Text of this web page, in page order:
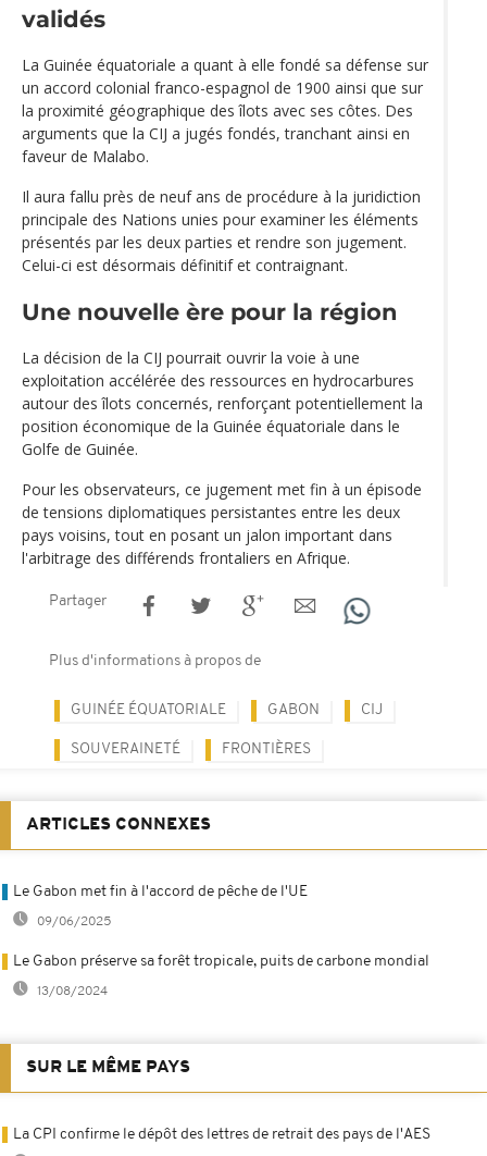
validés
La Guinée équatoriale a quant à elle fondé sa défense sur
un accord colonial franco-espagnol de 1900 ainsi que sur
la proximité géographique des îlots avec ses côtes. Des
arguments que la CIJ a jugés fondés, tranchant ainsi en
faveur de Malabo.
Il aura fallu près de neuf ans de procédure à la juridiction
principale des Nations unies pour examiner les éléments
présentés par les deux parties et rendre son jugement.
Celui-ci est désormais définitif et contraignant.
Une nouvelle ère pour la région
La décision de la CIJ pourrait ouvrir la voie à une
exploitation accélérée des ressources en hydrocarbures
autour des îlots concernés, renforçant potentiellement la
position économique de la Guinée équatoriale dans le
Golfe de Guinée.
Pour les observateurs, ce jugement met fin à un épisode
de tensions diplomatiques persistantes entre les deux
pays voisins, tout en posant un jalon important dans
l'arbitrage des différends frontaliers en Afrique.
Partager
Plus d'informations à propos de
GUINÉE ÉQUATORIALE GABON CIJ
SOUVERAINETÉ FRONTIÈRES
ARTICLES CONNEXES
Le Gabon met fin à l'accord de pêche de l'UE
09/06/2025
Le Gabon préserve sa forêt tropicale, puits de carbone mondial
13/08/2024
SUR LE MÊME PAYS
La CPI confirme le dépôt des lettres de retrait des pays de l'AES